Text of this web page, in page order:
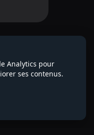
Analytics pour
ses contenus.